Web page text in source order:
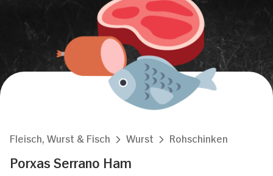
Fleisch, Wurst & Fisch Wurst Rohschinken
Porxas Serrano Ham